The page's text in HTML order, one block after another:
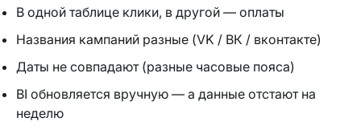
В одной таблице клики, в другой — оплаты
Названия кампаний разные (VK / ВК / вконтакте)
Даты не совпадают (разные часовые пояса)
BI обновляется вручную — а данные отстают на
неделю